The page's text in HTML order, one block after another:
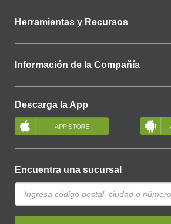
Herramientas y Recursos
Información de la Compañía
Descarga la App
Encuentra una sucursal